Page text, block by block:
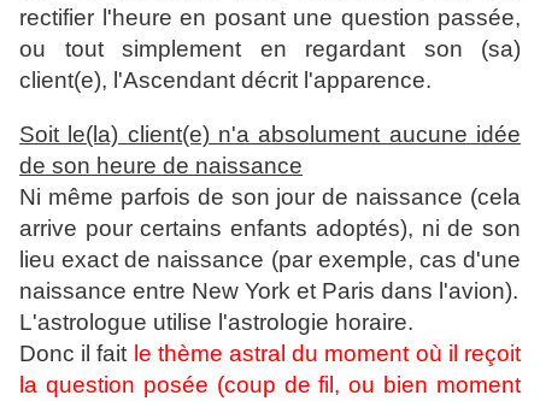
rectifier l'heure en posant une question passée,
ou tout simplement en regardant son (sa)
client(e), l'Ascendant décrit l'apparence.
Soit le(la) client(e) n'a absolument aucune idée
de son heure de naissance
Ni même parfois de son jour de naissance (cela
arrive pour certains enfants adoptés), ni de son
lieu exact de naissance (par exemple, cas d'une
naissance entre New York et Paris dans l'avion).
L'astrologue utilise l'astrologie horaire.
Donc il fait le thème astral du moment où il reçoit
la question posée (coup de fil, ou bien moment